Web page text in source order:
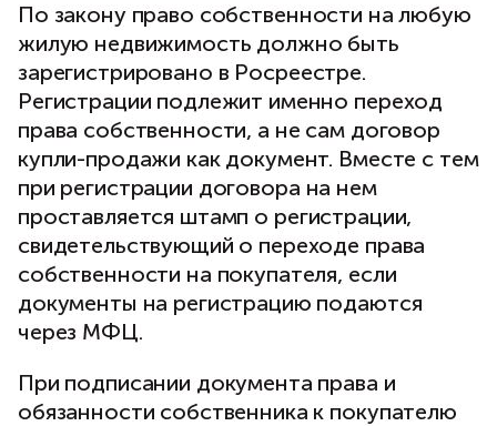
По закону право собственности на любую
жилую недвижимость должно быть
зарегистрировано в Росреестре.
Регистрации подлежит именно переход
права собственности, а не сам договор
купли-продажи как документ. Вместе с тем
при регистрации договора на нем
проставляется штамп о регистрации,
свидетельствующий о переходе права
собственности на покупателя, если
документы на регистрацию подаются
через МФЦ.
При подписании документа права и
обязанности собственника к покупателю